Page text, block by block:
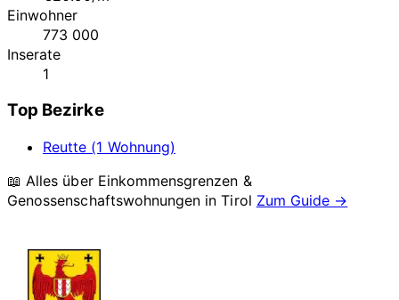
Einwohner
773 000
Inserate
1
Top Bezirke
Reutte (1 Wohnung)
📖 Alles über Einkommensgrenzen &
Genossenschaftswohnungen inTirol Zum Guide →